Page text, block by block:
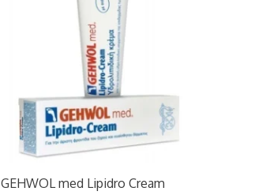
GEHWOL med Lipidro Cream